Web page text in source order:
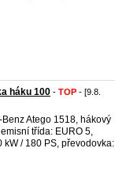
háku 100 - TOP - [9.8.
Atego 1518, hákový
třída: EURO 5,
kW / 180 PS, převodovka: